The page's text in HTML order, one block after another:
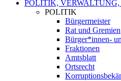
POLITIK,
POLITIK
Bürgermeister
Rat und Gremien
Bürger*innen-
Fraktionen
Amtsblatt
Ortsrecht